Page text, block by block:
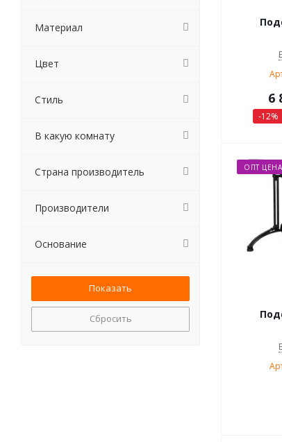
6
-12%
ОПТ ЦЕНА
Материал
Цвет
Стиль
В какую комнату
Страна производитель
Производители
Основание
Сбросить